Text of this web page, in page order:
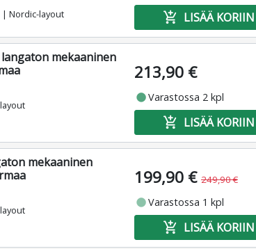
Nordic-layout
add_shopping_cart LISÄÄ KORIIN
langaton mekaaninen
213,90 €
fiber_manual_recordVarastossa 2 kpl
add_shopping_cart LISÄÄ KORIIN
mekaaninen
199,90 € 249,90 €
fiber_manual_recordVarastossa 1 kpl
add_shopping_cart LISÄÄ KORIIN